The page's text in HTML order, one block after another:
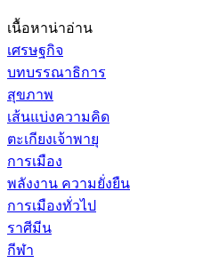
เนื้อหาน่าอ่าน
เศรษฐกิจ
บทบรรณาธิการ
สุขภาพ
เส้นแบ่งความคิด
ตะเกียงเจ้าพายุ
การเมือง
พลังงาน ความยั่งยืน
การเมืองทั่วไป
ราศีมีน
กีฬา